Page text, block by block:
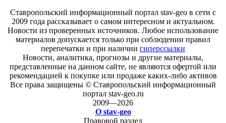
Ставропольский информационный портал stav-geo в сети с
2009 года рассказывает о самом интересном и актуальном.
Новости из проверенных источников. Любое использование
материалов допускается только при соблюдении правил
перепечатки и при наличии гиперссылки
Новости, аналитика, прогнозы и другие материалы,
представленные на данном сайте, не являются офертой или
рекомендацией к покупке или продаже каких-либо активов
Все права защищены © Ставропольский информационный
портал stav-geo.ru
2009—2026
О stav-geo
Правовой раздел